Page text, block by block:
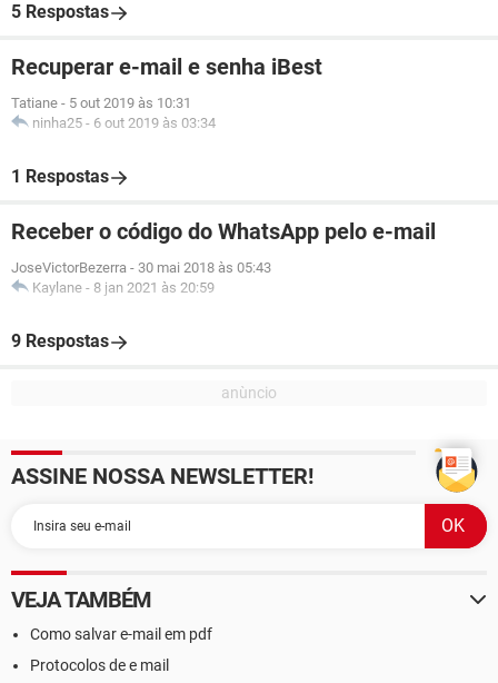
5 Respostas
Recuperar e-mail e senha iBest
Tatiane - 5 out 2019 às 10:31
ninha25 - 6 out 2019 às 03:34
1 Respostas
Receber o código do WhatsApp pelo e-mail
JoseVictorBezerra - 30 mai 2018 às 05:43
Kaylane - 8 jan 2021 às 20:59
9 Respostas
ASSINE NOSSA NEWSLETTER!
VEJA TAMBÉM
Como salvar e-mail em pdf
Protocolos de e mail